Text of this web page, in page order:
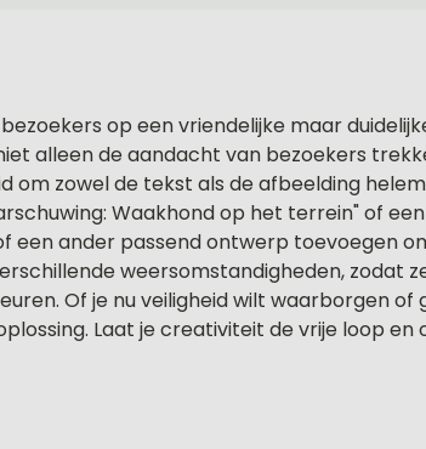
op een vriendelijke maar
alleen de aandacht van bezoekers
om zowel de tekst als de afbeelding
Waakhond op het terrein" of
een ander passend ontwerp toevoegen
weersomstandigheden, zodat
Of je nu veiligheid wilt waarborgen
Laat je creativiteit de vrije loop